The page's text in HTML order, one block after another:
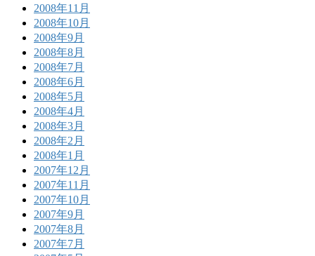
2008年11月
2008年10月
2008年9月
2008年8月
2008年7月
2008年6月
2008年5月
2008年4月
2008年3月
2008年2月
2008年1月
2007年12月
2007年11月
2007年10月
2007年9月
2007年8月
2007年7月